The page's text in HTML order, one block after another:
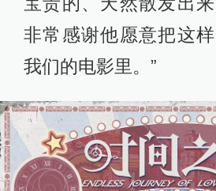
非常感谢他愿意把这
我们的电影里。”